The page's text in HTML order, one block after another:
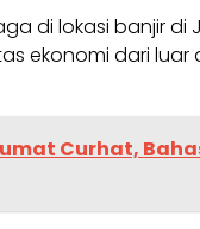
di lokasi banjir di
ekonomi dari luar
Curhat,